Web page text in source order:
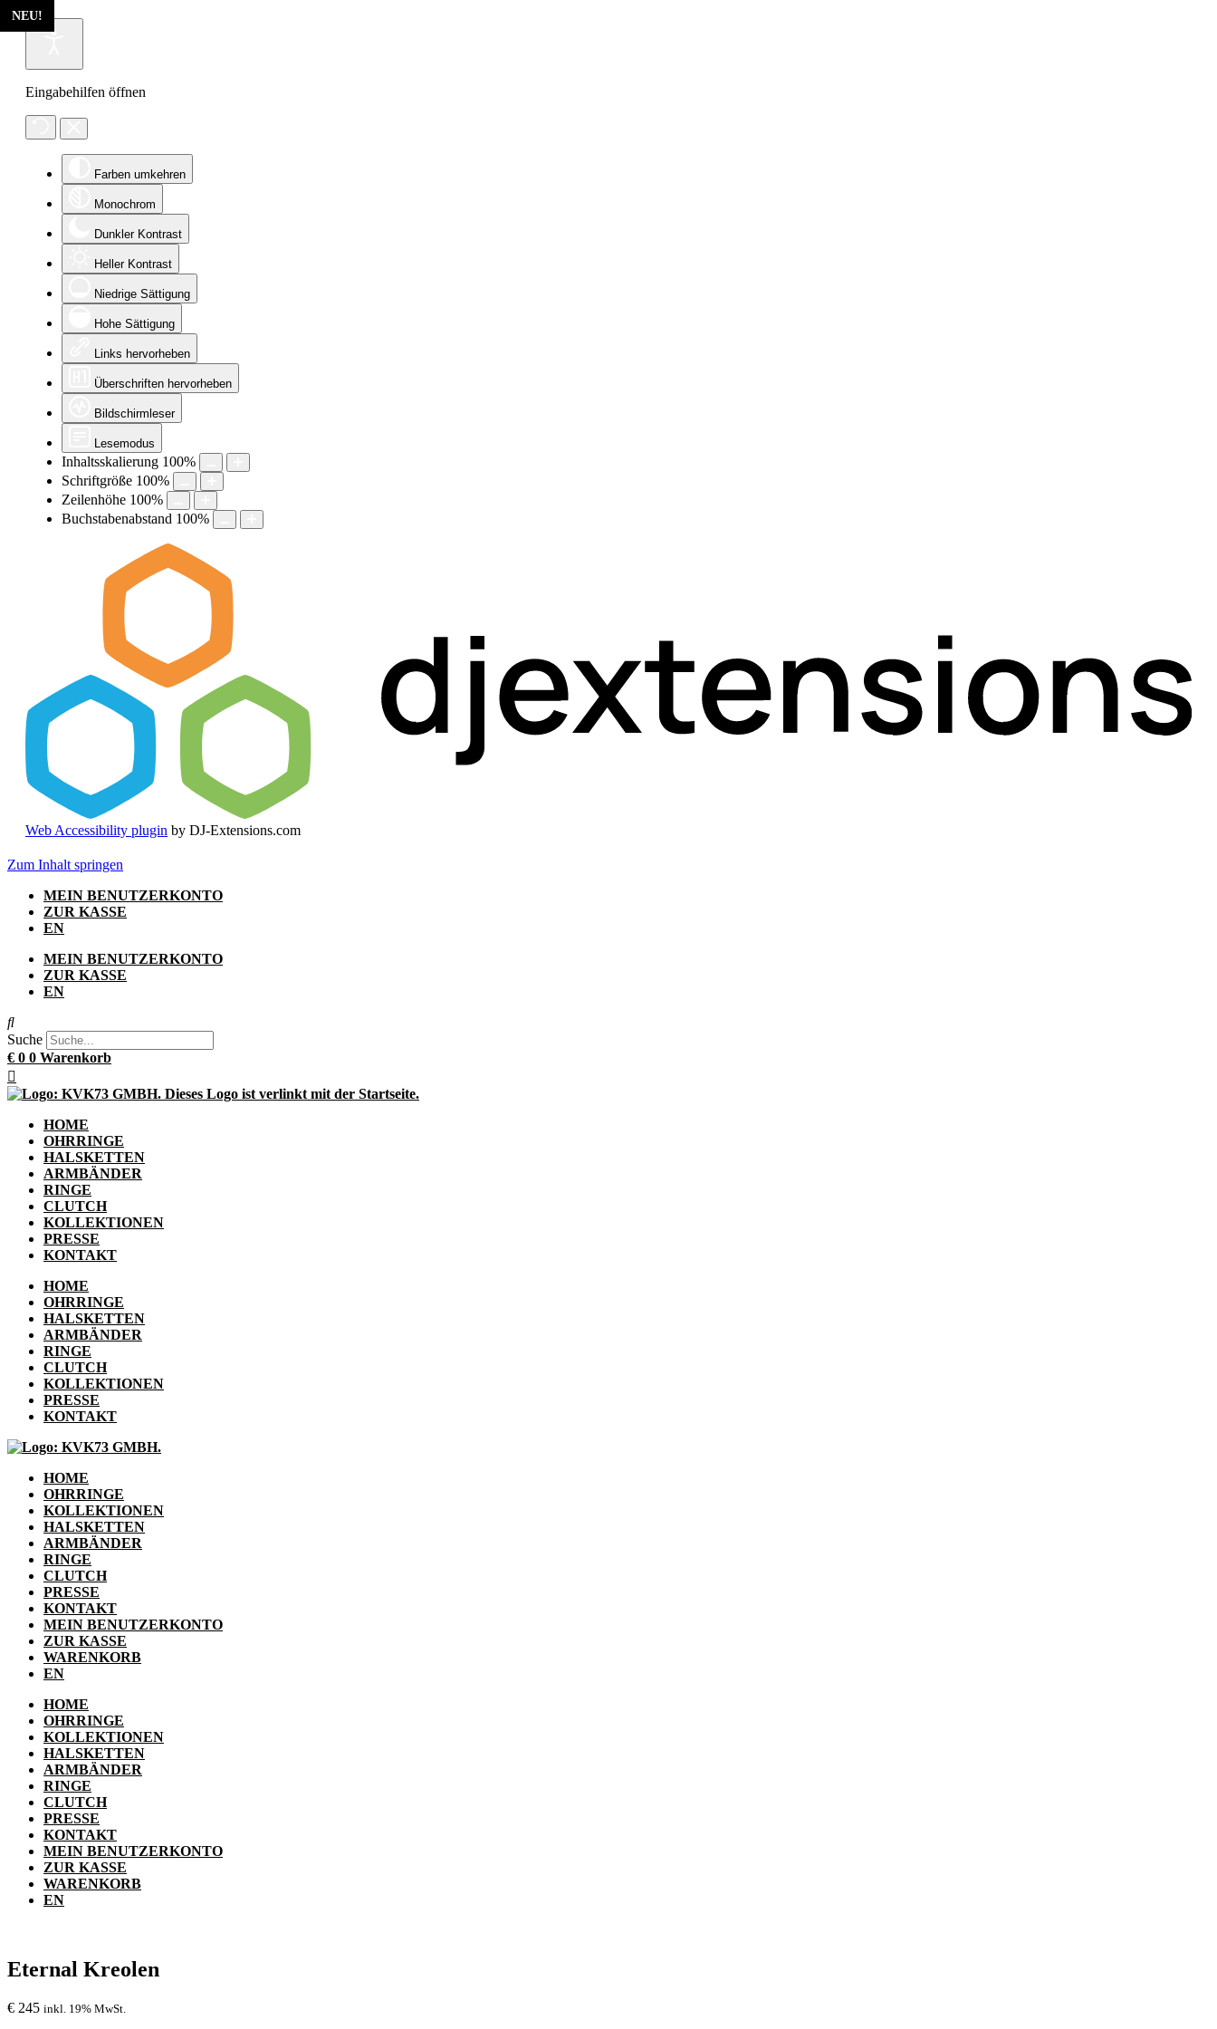
Eingabehilfen öffnen
Farben umkehren
Monochrom
Dunkler Kontrast
Heller Kontrast
Niedrige Sättigung
Hohe Sättigung
Links hervorheben
Überschriften hervorheben
Bildschirmleser
Lesemodus
Inhaltsskalierung 100%
Schriftgröße 100%
Zeilenhöhe 100%
Buchstabenabstand 100%
Web Accessibility plugin by DJ-Extensions.com
Zum Inhalt springen
MEIN BENUTZERKONTO
ZUR KASSE
EN
MEIN BENUTZERKONTO
ZUR KASSE
EN
Suche
€ 0 0 Warenkorb
HOME
OHRRINGE
HALSKETTEN
ARMBÄNDER
RINGE
CLUTCH
KOLLEKTIONEN
PRESSE
KONTAKT
HOME
OHRRINGE
HALSKETTEN
ARMBÄNDER
RINGE
CLUTCH
KOLLEKTIONEN
PRESSE
KONTAKT
HOME
OHRRINGE
KOLLEKTIONEN
HALSKETTEN
ARMBÄNDER
RINGE
CLUTCH
PRESSE
KONTAKT
MEIN BENUTZERKONTO
ZUR KASSE
WARENKORB
EN
HOME
OHRRINGE
KOLLEKTIONEN
HALSKETTEN
ARMBÄNDER
RINGE
CLUTCH
PRESSE
KONTAKT
MEIN BENUTZERKONTO
ZUR KASSE
WARENKORB
EN
Eternal Kreolen
€ 245 inkl. 19% MwSt.
NEU!
NEU!